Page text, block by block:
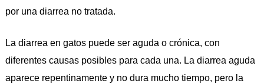
por una diarrea no tratada.
La diarrea en gatos puede ser aguda o crónica, con
diferentes causas posibles para cada una. La diarrea aguda
aparece repentinamente y no dura mucho tiempo, pero la